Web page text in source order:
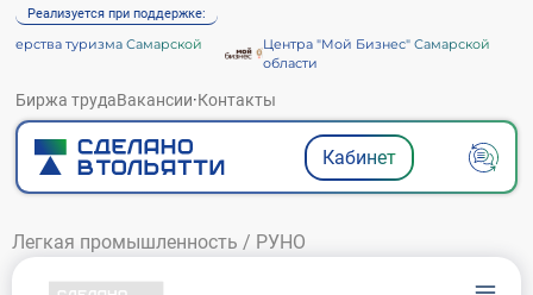
Реализуется при поддержке:
туризма Самарской
Центра "Мой Бизнес" Самарской
области
Биржа трудаВакансии·Контакты
Кабинет
Легкая промышленность / РУНО